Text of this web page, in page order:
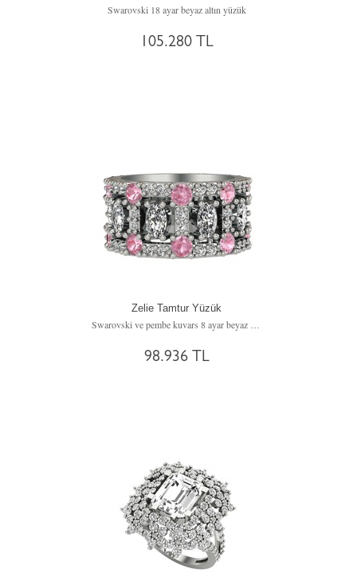
Swarovski 18 ayar beyaz altın yüzük
105.280 TL
Zelie Tamtur Yüzük
98.936 TL